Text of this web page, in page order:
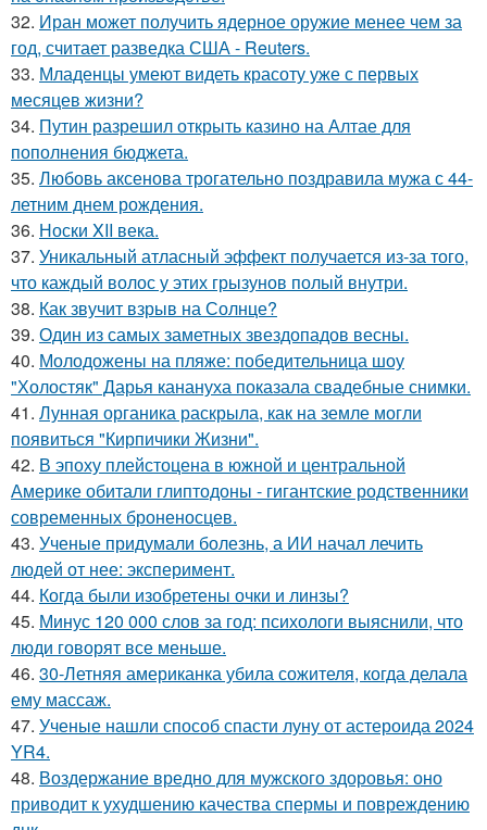
32. Иран может получить ядерное оружие менее чем за
год, считает разведка США - Reuters.
33. Младенцы умеют видеть красоту уже с первых
месяцев жизни?
34. Путин разрешил открыть казино на Алтае для
пополнения бюджета.
35. Любовь аксенова трогательно поздравила мужа с 44-
летним днем рождения.
36. Носки XII века.
37. Уникальный атласный эффект получается из-за того,
что каждый волос у этих грызунов полый внутри.
38. Как звучит взрыв на Солнце?
39. Один из самых заметных звездопадов весны.
40. Молодожены на пляже: победительница шоу
"Холостяк" Дарья канануха показала свадебные снимки.
41. Лунная органика раскрыла, как на земле могли
появиться "Кирпичики Жизни".
42. В эпоху плейстоцена в южной и центральной
Америке обитали глиптодоны - гигантские родственники
современных броненосцев.
43. Ученые придумали болезнь, а ИИ начал лечить
людей от нее: эксперимент.
44. Когда были изобретены очки и линзы?
45. Минус 120 000 слов за год: психологи выяснили, что
люди говорят все меньше.
46. 30-Летняя американка убила сожителя, когда делала
ему массаж.
47. Ученые нашли способ спасти луну от астероида 2024
YR4.
48. Воздержание вредно для мужского здоровья: оно
приводит к ухудшению качества спермы и повреждению